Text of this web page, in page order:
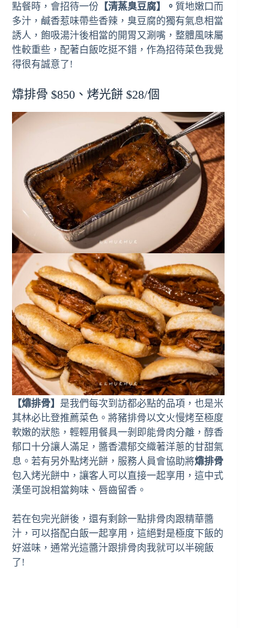
點餐時，會招待一份 【清蒸臭豆腐】。 質地嫩口而
多汁，鹹香惹味帶些香辣，臭豆腐的獨有氣息相當
誘人，飽吸湯汁後相當的開胃又涮嘴，整體風味屬
性較重些，配著白飯吃挺不錯，作為招待菜色我覺
得很有誠意了!
㸆排骨 $850、烤光餅 $28/個
【㸆排骨】 是我們每次到訪都必點的品項，也是米
其林必比登推薦菜色。將豬排骨以文火慢烤至極度
軟嫩的狀態，輕輕用餐具一剝即能骨肉分離，醇香
郁口十分讓人滿足，醬香濃郁交織著洋蔥的甘甜氣
息。若有另外點烤光餅，服務人員會協助將㸆排骨
包入烤光餅中，讓客人可以直接一起享用，這中式
漢堡可說相當夠味、唇齒留香。
若在包完光餅後，還有剩餘一點排骨肉跟精華醬
汁，可以搭配白飯一起享用，這絕對是極度下飯的
好滋味，通常光這醬汁跟排骨肉我就可以半碗飯
了!